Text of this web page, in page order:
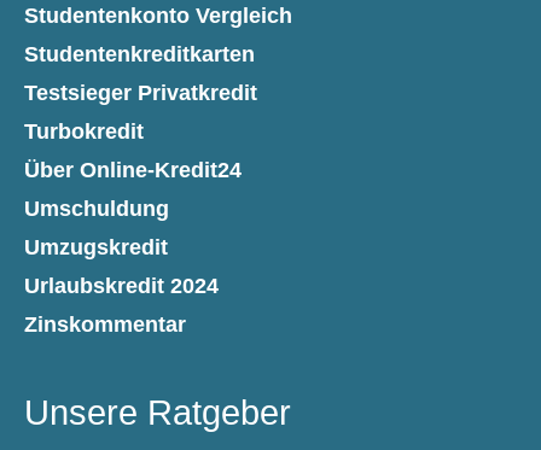
Studentenkonto Vergleich
Studentenkreditkarten
Testsieger Privatkredit
Turbokredit
Über Online-Kredit24
Umschuldung
Umzugskredit
Urlaubskredit 2024
Zinskommentar
Unsere Ratgeber